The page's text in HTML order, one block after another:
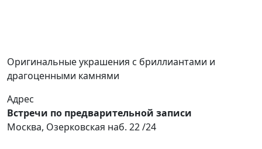
Оригинальные украшения с бриллиантами и
драгоценными камнями
Адрес
Встречи по предварительной записи
Москва, Озерковская наб. 22 /24